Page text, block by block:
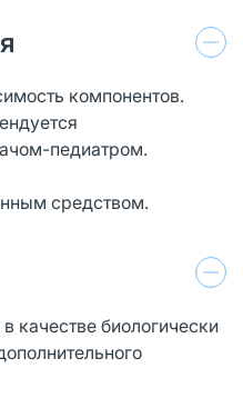
компонентов.
педиатром.
средством.
качестве биологически